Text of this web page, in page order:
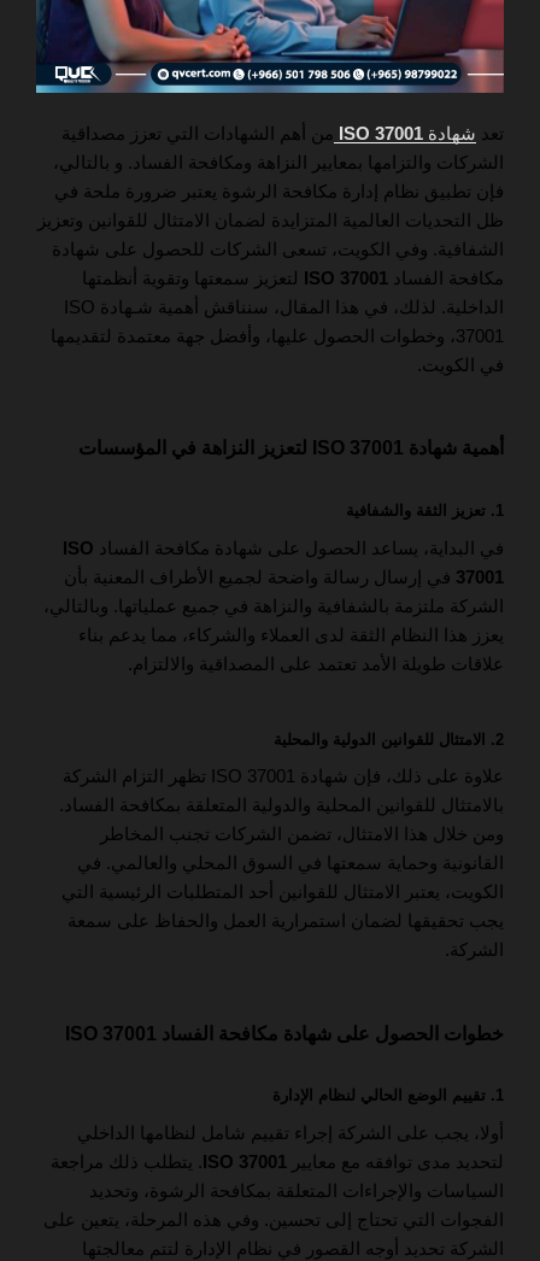
تعد شهادة ISO 37001 من أهم الشهادات التي تعزز مصداقية
الشركات والتزامها بمعايير النزاهة ومكافحة الفساد. و بالتالي،
فإن تطبيق نظام إدارة مكافحة الرشوة يعتبر ضرورة ملحة في
ظل التحديات العالمية المتزايدة لضمان الامتثال للقوانين وتعزيز
الشفافية. وفي الكويت، تسعى الشركات للحصول على شهادة
مكافحة الفساد ISO 37001 لتعزيز سمعتها وتقوية أنظمتها
الداخلية. لذلك، في هذا المقال، سنناقش أهمية شـهادة ISO
37001، وخطوات الحصول عليها، وأفضل جهة معتمدة لتقديمها
في الكويت.
أهمية شهادة ISO 37001 لتعزيز النزاهة في المؤسسات
1. تعزيز الثقة والشفافية
في البداية، يساعد الحصول على شهادة مكافحة الفساد ISO
37001 في إرسال رسالة واضحة لجميع الأطراف المعنية بأن
الشركة ملتزمة بالشفافية والنزاهة في جميع عملياتها. وبالتالي،
يعزز هذا النظام الثقة لدى العملاء والشركاء، مما يدعم بناء
علاقات طويلة الأمد تعتمد على المصداقية والالتزام.
2. الامتثال للقوانين الدولية والمحلية
علاوة على ذلك، فإن شهادة ISO 37001 تظهر التزام الشركة
بالامتثال للقوانين المحلية والدولية المتعلقة بمكافحة الفساد.
ومن خلال هذا الامتثال، تضمن الشركات تجنب المخاطر
القانونية وحماية سمعتها في السوق المحلي والعالمي. في
الكويت، يعتبر الامتثال للقوانين أحد المتطلبات الرئيسية التي
يجب تحقيقها لضمان استمرارية العمل والحفاظ على سمعة
الشركة.
خطوات الحصول على شهادة مكافحة الفساد ISO 37001
1. تقييم الوضع الحالي لنظام الإدارة
أولا، يجب على الشركة إجراء تقييم شامل لنظامها الداخلي
لتحديد مدى توافقه مع معايير
ISO 37001. يتطلب ذلك مراجعة
السياسات والإجراءات المتعلقة بمكافحة الرشوة، وتحديد
الفجوات التي تحتاج إلى تحسين. وفي هذه المرحلة، يتعين على
الشركة تحديد أوجه القصور في نظام الإدارة لتتم معالجتها